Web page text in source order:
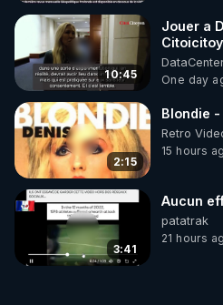
10:45
Jouer a
One day
2:15
Blondie -
Retro
15 hours
3:41
Aucun
patatrak
21 hours